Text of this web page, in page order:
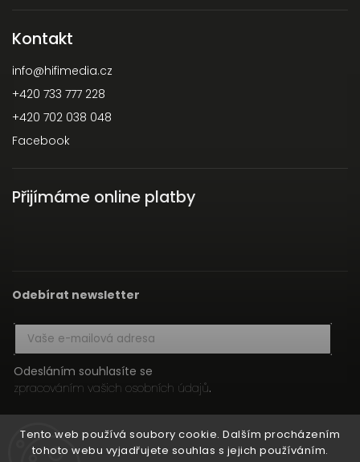
Tento web používá soubory cookie. Dalším procházením
tohoto webu vyjadřujete souhlas s jejich používáním.
Kontakt
info@hifimedia.cz
+420 733 777 228
+420 702 038 048
Facebook
Přijímáme online platby
Odebírat newsletter
Odesláním souhlasíte se
zpracováním vašich osobních údajů.